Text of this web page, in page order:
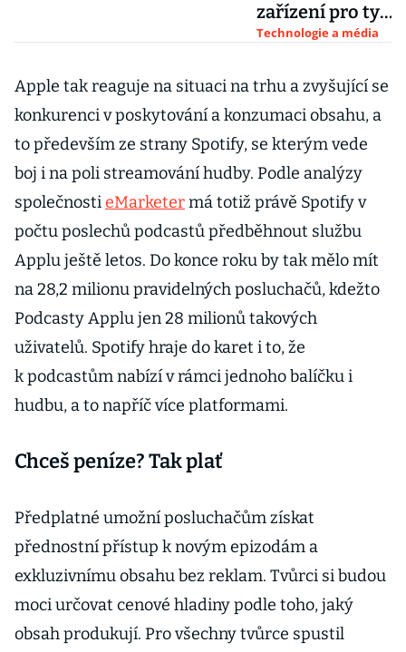
zařízení pro ty,
kteří ztrácejí
výkonu a
nabídl nové
Technologie a média
Apple tak reaguje na situaci na trhu a zvyšující se
konkurenci v poskytování a konzumaci obsahu, a
to především ze strany Spotify, se kterým vede
boj i na poli streamování hudby. Podle analýzy
společnosti eMarketermá totiž právě Spotify v
počtu poslechů podcastů předběhnout službu
Applu ještě letos. Do konce roku by tak mělo mít
na 28,2 milionu pravidelných posluchačů, kdežto
Podcasty Applu jen 28 milionů takových
uživatelů. Spotify hraje do karet i to, že
k podcastům nabízí v rámci jednoho balíčku i
hudbu, a to napříč více platformami.
Chceš peníze? Tak plať
Předplatné umožní posluchačům získat
přednostní přístup k novým epizodám a
exkluzivnímu obsahu bez reklam. Tvůrci si budou
moci určovat cenové hladiny podle toho, jaký
obsah produkují. Pro všechny tvůrce spustil